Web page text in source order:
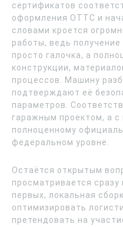
сертификатов
оформления ОТТС и
словами кроется
работы, ведь
просто галочка, а
конструкции,
процессов. Машину
подтверждают её
параметров.
гаражным проектом, а
полноценному
федеральном уровне.
Остаётся открытым
просматривается сразу
первых, локальная
оптимизировать
претендовать на